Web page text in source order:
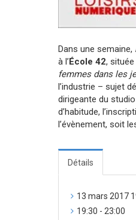
Dans une semaine,
à l’École 42,
femmes dans les
l’industrie – sujet
dirigeante du studio
d’habitude,
l’évènement, soit
Détails
13 mars 2017
19:30 - 23:00